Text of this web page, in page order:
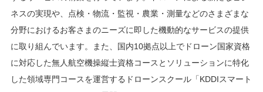
ネスの実現や、点検・物流・監視・農業・測量などのさまざまな
分野におけるお客さまのニーズに即した機動的なサービスの提供
に取り組んでいます。また、国内10拠点以上でドローン国家資格
に対応した無人航空機操縦士資格コースとソリューションに特化
した領域専門コースを運営するドローンスクール「KDDIスマート